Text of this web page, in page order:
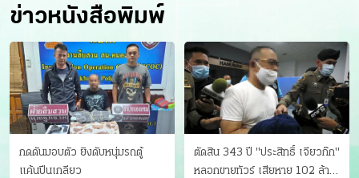
ข่าวหนังสือพิมพ์
กดดันมอบตัว ยิงดับหนุ่มรถตู้
แค้นปีนเกลียว
ตัดสิน 343 ปี "ประสิทธิ์ เจียวก๊ก"
หลอกขายทัวร์ เสียหาย 102 ล้าน